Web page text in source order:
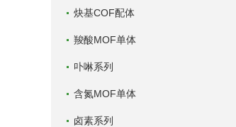
炔基COF配体
羧酸MOF单体
卟啉系列
含氮MOF单体
卤素系列